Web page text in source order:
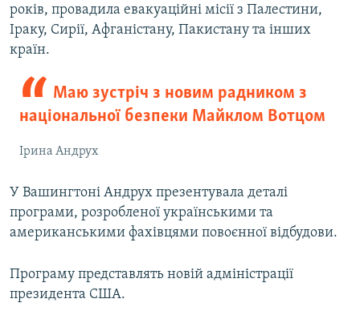
років, провадила евакуаційні місії з Палестини,
Іраку, Сирії, Афганістану, Пакистану та інших
країн.
Маю зустріч з новим радником з
національної безпеки Майклом Вотцом
Ірина Андрух
У Вашингтоні Андрух презентувала деталі
програми, розробленої українськими та
американськими фахівцями повоєнної відбудови.
Програму представлять новій адміністрації
президента США.